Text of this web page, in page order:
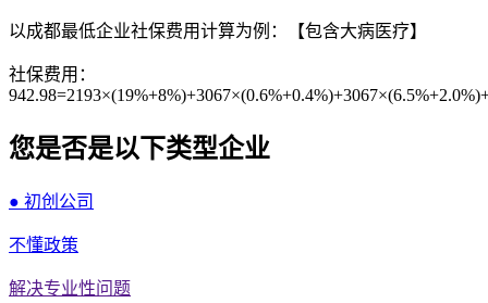
以成都最低企业社保费用计算为例：【包含大病医疗】
社保费用：
您是否是以下类型企业
● 初创公司
不懂政策
解决专业性问题